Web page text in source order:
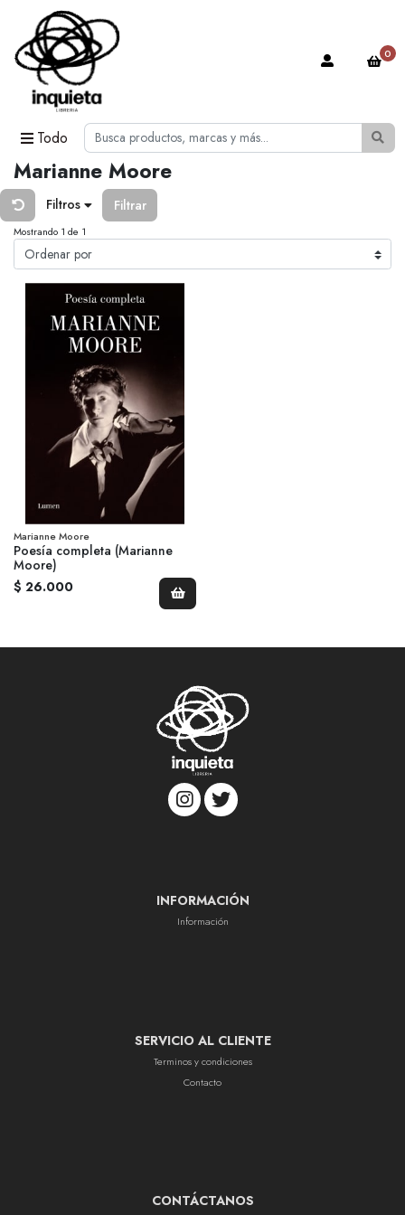
Todo
0
Marianne Moore
Filtros Filtrar
Mostrando 1 de 1
Marianne Moore
Poesía completa (Marianne
Moore)
$ 26.000
INFORMACIÓN
Información
SERVICIO AL CLIENTE
Terminos y condiciones
Contacto
CONTÁCTANOS